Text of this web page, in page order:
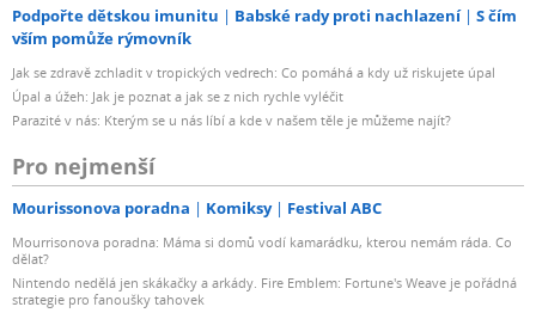
Podpořte dětskou imunitu Babské rady proti nachlazení
S čím
vším pomůže rýmovník
Jak se zdravě zchladit v tropických vedrech: Co pomáhá a kdy už riskujete úpal
Úpal a úžeh: Jak je poznat a jak se z nich rychle vyléčit
Parazité v nás: Kterým se u nás líbí a kde v našem těle je můžeme najít?
Pro nejmenší
Mourissonova poradna Komiksy Festival ABC
Mourrisonova poradna: Máma si domů vodí kamarádku, kterou nemám ráda. Co
dělat?
Nintendo nedělá jen skákačky a arkády. Fire Emblem: Fortune's Weave je pořádná
strategie pro fanoušky tahovek